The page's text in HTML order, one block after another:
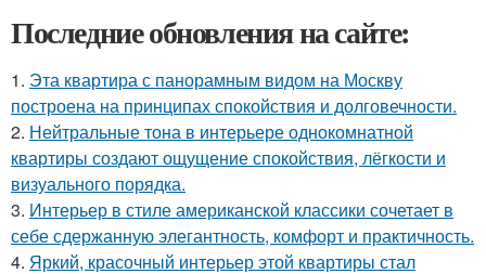
Последние обновления на сайте:
1. Эта квартира с панорамным видом на Москву
построена на принципах спокойствия и долговечности.
2. Нейтральные тона в интерьере однокомнатной
квартиры создают ощущение спокойствия, лёгкости и
визуального порядка.
3. Интерьер в стиле американской классики сочетает в
себе сдержанную элегантность, комфорт и практичность.
4. Яркий, красочный интерьер этой квартиры стал